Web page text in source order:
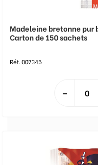
Madeleine bretonne pur
Carton de 150 sachets
Réf. 007345